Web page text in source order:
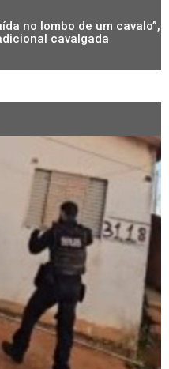
no lombo de um cavalo”,
cavalgada